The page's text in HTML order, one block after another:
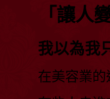
「讓人
我以為我
在美容業